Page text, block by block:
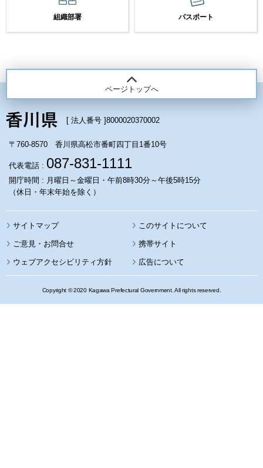
組織部署 パスポート
ページトップへ
[ 法人番号 ]8000020370002
〒760-8570 香川県高松市番町四丁目1番10号
代表電話 : 087-831-1111
開庁時間 : 月曜日～金曜日・午前8時30分～午後5時15分
（休日・年末年始を除く）
サイトマップ このサイトについて
携帯サイト
ウェブアクセシビリティ方針 広告について
Copyright © 2020 Kagawa Prefectural Government. All rights reserved.